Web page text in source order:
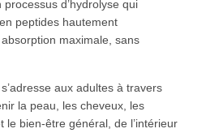
d’hydrolyse qui
peptides hautement
maximale, sans
aux adultes à travers
la peau, les cheveux, les
le bien-être général, de l’intérieur